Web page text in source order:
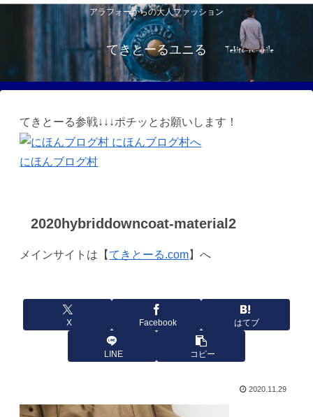
アラフォーからの大人ファッション
てきとーるユニる
てきとーる参戦↓↓↓ポチッとお願いします！
にほんブログ村
2020hybriddowncoat-material2
メインサイトは【てきとーる.com】へ
X Facebook はてブ
LINE コピー
2020.11.29